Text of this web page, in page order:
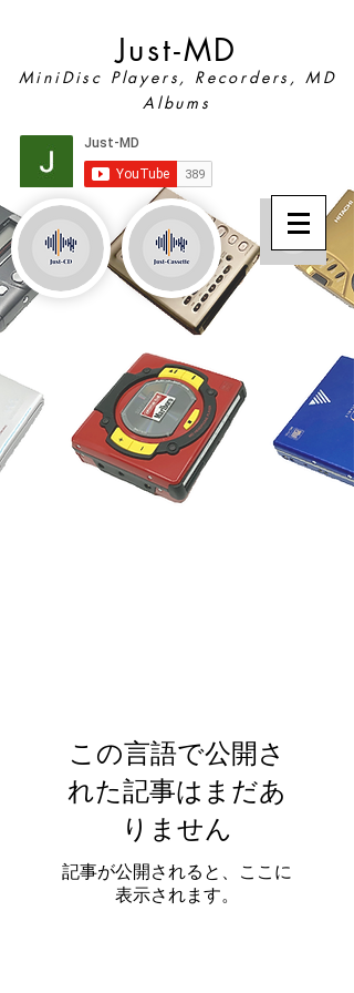
Just-MD
MiniDisc Players, Recorders, MD
Albums
この言語で公開さ
れた記事はまだあ
りません
記事が公開されると、ここに
表示されます。